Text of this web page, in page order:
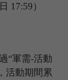
日 17:59）
“軍需-活動
活動期間 累